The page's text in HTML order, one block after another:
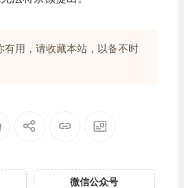
有用，请收藏本站，以备不时
微信公众号